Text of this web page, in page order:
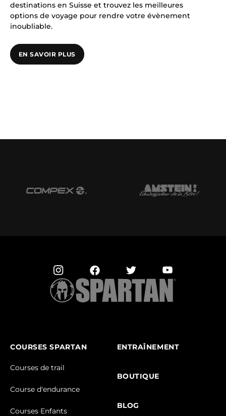
destinations en Suisse et trouvez les meilleures
options de voyage pour rendre votre évènement
inoubliable.
EN SAVOIR PLUS
COURSES SPARTAN
Courses de trail
Course d'endurance
Courses Enfants
ENTRAÎNEMENT
BOUTIQUE
BLOG